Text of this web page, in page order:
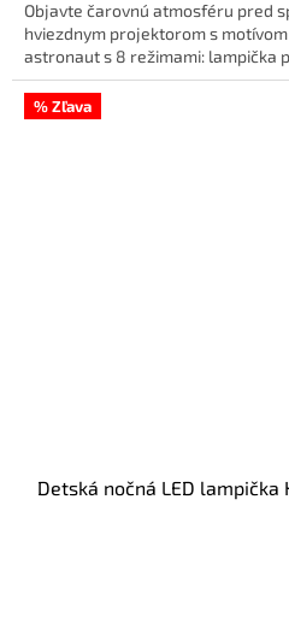
Objavte čarovnú atmosféru pred
hviezdnym projektorom s
astronaut s 8 režimami: lampička
% Zľava
Detská nočná LED lampička